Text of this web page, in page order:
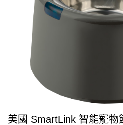
美國 SmartLink 智能寵物